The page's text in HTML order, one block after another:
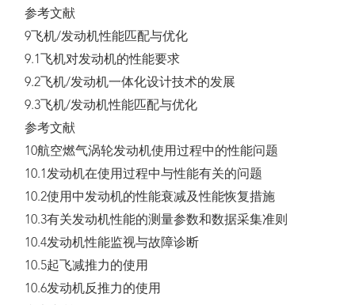
参考文献
9飞机/发动机性能匹配与优化
9.1飞机对发动机的性能要求
9.2飞机/发动机一体化设计技术的发展
9.3飞机/发动机性能匹配与优化
参考文献
10航空燃气涡轮发动机使用过程中的性能问题
10.1发动机在使用过程中与性能有关的问题
10.2使用中发动机的性能衰减及性能恢复措施
10.3有关发动机性能的测量参数和数据采集准则
10.4发动机性能监视与故障诊断
10.5起飞减推力的使用
10.6发动机反推力的使用